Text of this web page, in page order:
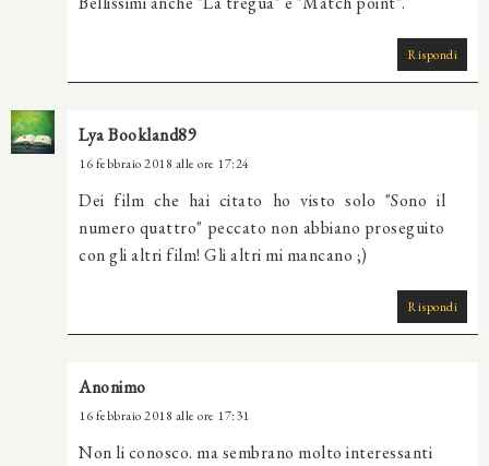
Rispondi
Lya Bookland89
16 febbraio 2018 alle ore 17:24
Dei film che hai citato ho visto solo "Sono il
numero quattro" peccato non abbiano proseguito
con gli altri film! Gli altri mi mancano ;)
Rispondi
Anonimo
16 febbraio 2018 alle ore 17:31
Non li conosco. ma sembrano molto interessanti